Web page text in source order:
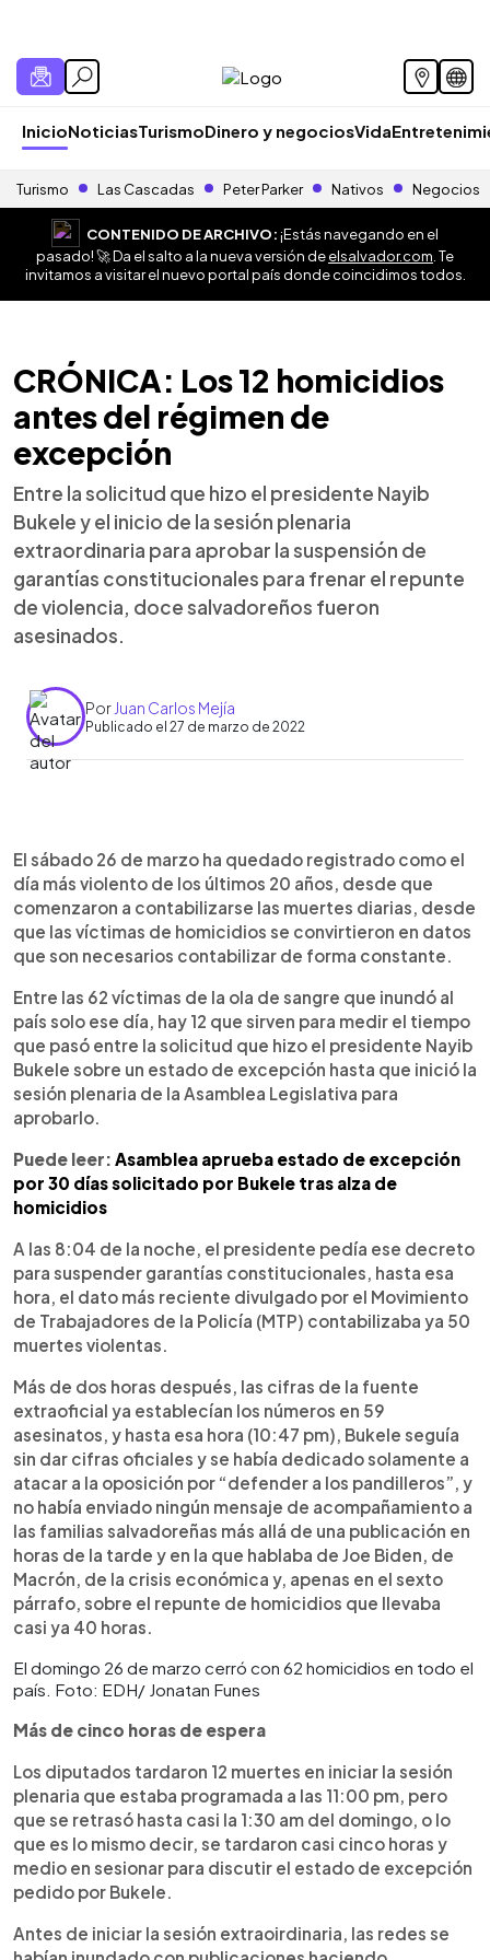
InicioNoticiasTurismoDinero y negociosVida
Turismo Las Cascadas Peter Parker Nativos Negocios
CONTENIDO DE ARCHIVO:¡Estás navegando en el
pasado! 🚀 Da el salto a la nueva versión deelsalvador.com . Te
invitamos a visitar el nuevo portal país donde coincidimos todos.
CRÓNICA: Los 12 homicidios
antes del régimen de
excepción
Entre la solicitud que hizo el presidente Nayib
Bukele y el inicio de la sesión plenaria
extraordinaria para aprobar la suspensión de
garantías constitucionales para frenar el repunte
de violencia, doce salvadoreños fueron
asesinados.
Por Juan Carlos Mejía
Publicado el 27 de marzo de 2022
► Escuchar artículo
El sábado 26 de marzo ha quedado registrado como el
día más violento de los últimos 20 años, desde que
comenzaron a contabilizarse las muertes diarias, desde
que las víctimas de homicidios se convirtieron en datos
que son necesarios contabilizar de forma constante.
Entre las 62 víctimas de la ola de sangre que inundó al
país solo ese día, hay 12 que sirven para medir el tiempo
que pasó entre la solicitud que hizo el presidente Nayib
Bukele sobre un estado de excepción hasta que inició la
sesión plenaria de la Asamblea Legislativa para
aprobarlo.
Puede leer: Asamblea aprueba estado de excepción
por 30 días solicitado por Bukele tras alza de
homicidios
A las 8:04 de la noche, el presidente pedía ese decreto
para suspender garantías constitucionales, hasta esa
hora, el dato más reciente divulgado por el Movimiento
de Trabajadores de la Policía (MTP) contabilizaba ya 50
muertes violentas.
Más de dos horas después, las cifras de la fuente
extraoficial ya establecían los números en 59
asesinatos, y hasta esa hora (10:47 pm), Bukele seguía
sin dar cifras oficiales y se había dedicado solamente a
atacar a la oposición por “defender a los pandilleros”, y
no había enviado ningún mensaje de acompañamiento a
las familias salvadoreñas más allá de una publicación en
horas de la tarde y en la que hablaba de Joe Biden, de
Macrón, de la crisis económica y, apenas en el sexto
párrafo, sobre el repunte de homicidios que llevaba
casi ya 40 horas.
El domingo 26 de marzo cerró con 62 homicidios en todo el
país. Foto: EDH/ Jonatan Funes
Más de cinco horas de espera
Los diputados tardaron 12 muertes en iniciar la sesión
plenaria que estaba programada a las 11:00 pm, pero
que se retrasó hasta casi la 1:30 am del domingo, o lo
que es lo mismo decir, se tardaron casi cinco horas y
medio en sesionar para discutir el estado de excepción
pedido por Bukele.
Antes de iniciar la sesión extraoirdinaria, las redes se